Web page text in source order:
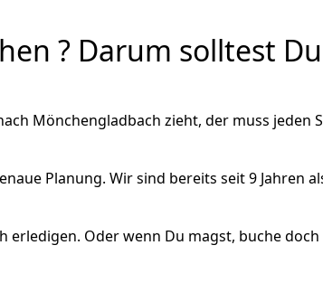
? Darum solltest
Mönchen­gladbach zieht, der muss jeden
Planung. Wir sind bereits seit 9 Jahren
erledigen. Oder wenn Du magst, buche